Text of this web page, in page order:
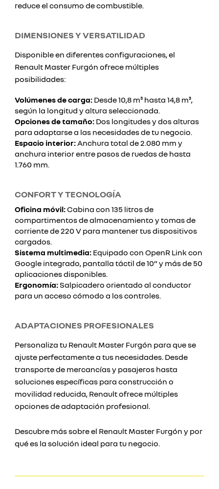
reduce el consumo de combustible.
DIMENSIONES Y VERSATILIDAD
Disponible en diferentes configuraciones, el
Renault Master Furgón ofrece múltiples
posibilidades:
Volúmenes de carga: Desde 10,8 m³ hasta 14,8 m³,
según la longitud y altura seleccionada.
Opciones de tamaño: Dos longitudes y dos alturas
para adaptarse a las necesidades de tu negocio.
Espacio interior:Anchura total de 2.080 mm y
anchura interior entre pasos de ruedas de hasta
1.760 mm.
CONFORT Y TECNOLOGÍA
Oficina móvil:Cabina con 135 litros de
compartimentos de almacenamiento y tomas de
corriente de 220 V para mantener tus dispositivos
cargados.
Sistema multimedia: Equipado con OpenR Link con
Google integrado, pantalla táctil de 10” y más de 50
aplicaciones disponibles.
Ergonomía: Salpicadero orientado al conductor
para un acceso cómodo a los controles.
ADAPTACIONES PROFESIONALES
Personaliza tu Renault Master Furgón para que se
ajuste perfectamente a tus necesidades. Desde
transporte de mercancías y pasajeros hasta
soluciones específicas para construcción o
movilidad reducida, Renault ofrece múltiples
opciones de adaptación profesional.
Descubre más sobre el Renault Master Furgón y por
qué es la solución ideal para tu negocio.